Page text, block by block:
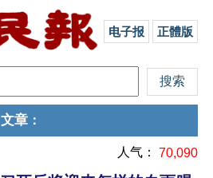
电子报 正體版
文章 ：
人气： 70,090